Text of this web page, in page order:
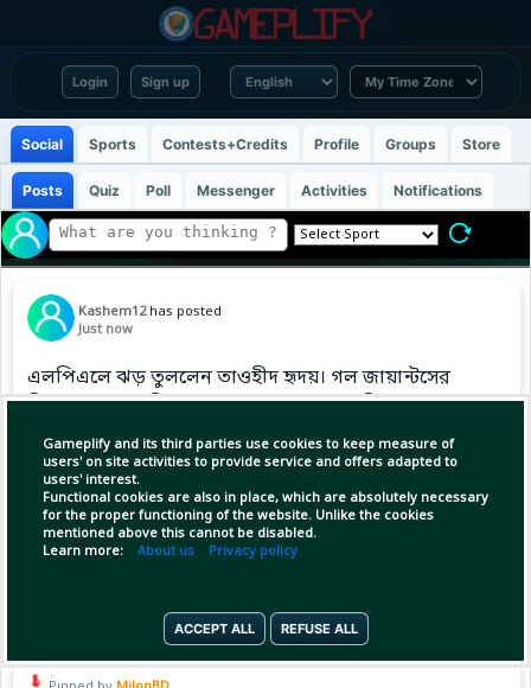
Login Sign up
Gameplify and its third parties use cookies to keep measure of
users' on site activities to provide service and offers adapted to
users' interest.
Functional cookies are also in place, which are absolutely necessary
for the proper functioning of the website. Unlike the cookies
mentioned above this cannot be disabled.
Learn more: About us Privacy policy
ACCEPT ALL REFUSE ALL
Social Sports Contests+Credits Profile Groups Store
Posts Quiz Poll Messenger Activities Notifications
Kashem12 has posted
Just now
এলপিএলে ঝড় তুললেন তাওহীদ হৃদয়। গল জায়ান্টসের
বিপক্ষে জাফনা কিংসের হয়ে ২১ বলে অপরাজিত
থাকেন ৫৪ রানে। ৩টি বাউন্ডারির সঙ্গে ছক্কার মারেন
৫টি। জাফনা কিংস প্রথমে সংগ্রহ করেছিল ২৪২/২ রান।
৫৫ বলে ১০৮ রান করেন কামিল মিশারা। খাজা